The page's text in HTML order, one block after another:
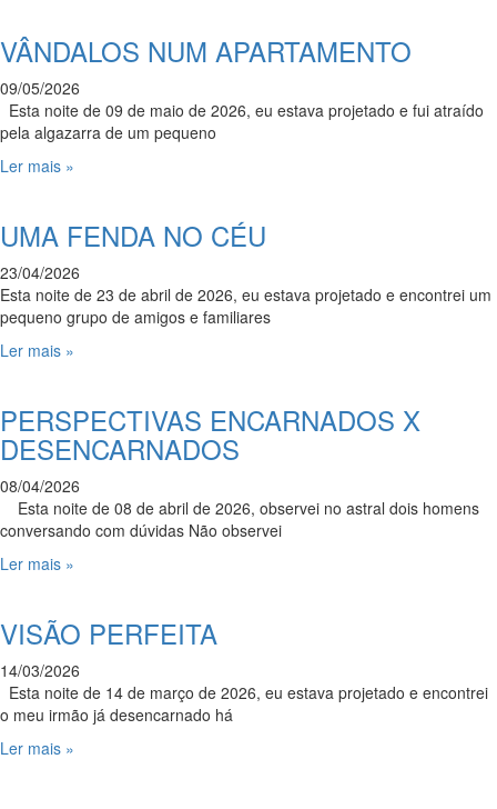
VÂNDALOS NUM APARTAMENTO
09/05/2026
Esta noite de 09 de maio de 2026, eu estava projetado e fui atraído
pela algazarra de um pequeno
Ler mais »
UMA FENDA NO CÉU
23/04/2026
Esta noite de 23 de abril de 2026, eu estava projetado e encontrei um
pequeno grupo de amigos e familiares
Ler mais »
PERSPECTIVAS ENCARNADOS X
DESENCARNADOS
08/04/2026
Esta noite de 08 de abril de 2026, observei no astral dois homens
conversando com dúvidas Não observei
Ler mais »
VISÃO PERFEITA
14/03/2026
Esta noite de 14 de março de 2026, eu estava projetado e encontrei
o meu irmão já desencarnado há
Ler mais »